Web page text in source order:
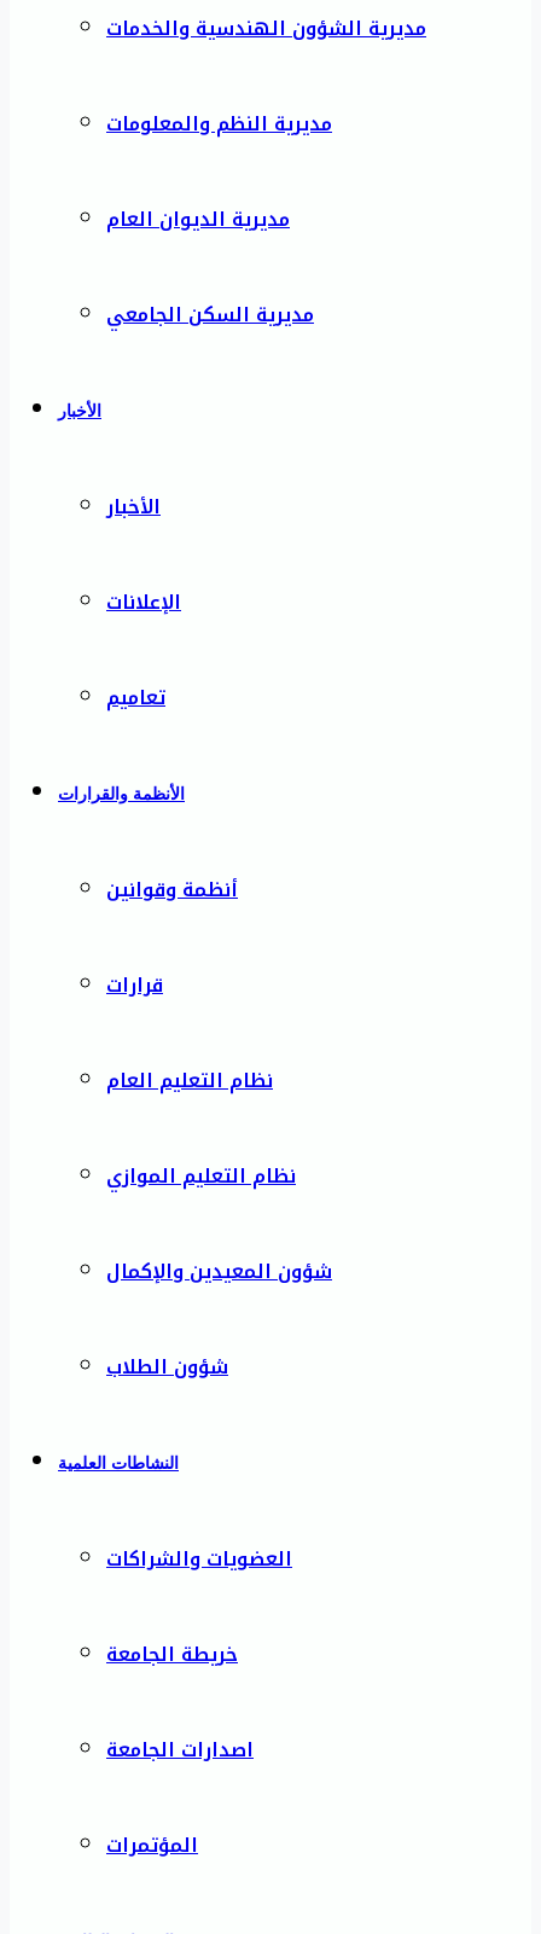
مديرية الشؤون الهندسية والخدمات
مديرية النظم والمعلومات
مديرية الديوان العام
مديرية السكن الجامعي
الأخبار
الأخبار
الإعلانات
تعاميم
الأنظمة والقرارات
أنظمة وقوانين
قرارات
نظام التعليم العام
نظام التعليم الموازي
شؤون المعيدين والإكمال
شؤون الطلاب
النشاطات العلمية
العضويات والشراكات
خريطة الجامعة
اصدارات الجامعة
المؤتمرات